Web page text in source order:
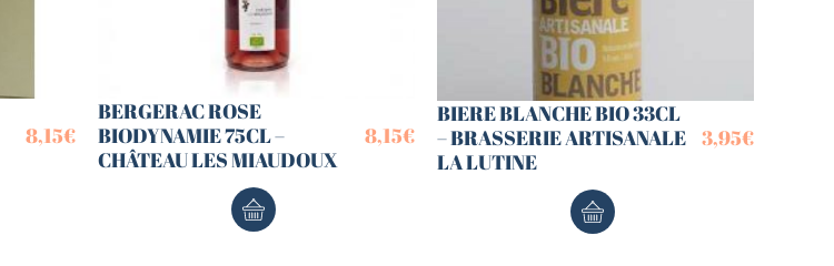
8,15€
BERGERAC ROSE
BIODYNAMIE 75CL –
CHÂTEAU LES MIAUDOUX
8,15€
BIERE BLANCHE BIO 33CL
– BRASSERIE ARTISANALE
LA LUTINE
3,95€